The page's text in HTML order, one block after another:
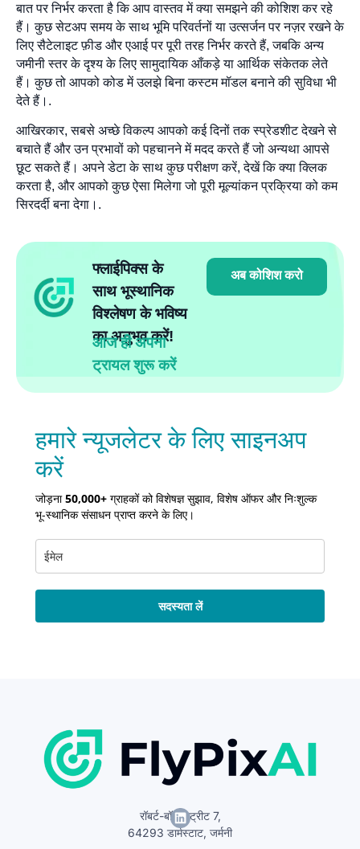
बात पर निर्भर करता है कि आप वास्तव में क्या समझने की कोशिश कर रहे
हैं। कुछ सेटअप समय के साथ भूमि परिवर्तनों या उत्सर्जन पर नज़र रखने के
लिए सैटेलाइट फ़ीड और एआई पर पूरी तरह निर्भर करते हैं, जबकि अन्य
जमीनी स्तर के दृश्य के लिए सामुदायिक आँकड़े या आर्थिक संकेतक लेते
हैं। कुछ तो आपको कोड में उलझे बिना कस्टम मॉडल बनाने की सुविधा भी
देते हैं।.
आखिरकार, सबसे अच्छे विकल्प आपको कई दिनों तक स्प्रेडशीट देखने से
बचाते हैं और उन प्रभावों को पहचानने में मदद करते हैं जो अन्यथा आपसे
छूट सकते हैं। अपने डेटा के साथ कुछ परीक्षण करें, देखें कि क्या क्लिक
करता है, और आपको कुछ ऐसा मिलेगा जो पूरी मूल्यांकन प्रक्रिया को कम
सिरदर्दी बना देगा।.
फ्लाईपिक्स के
साथ भूस्थानिक
विश्लेषण के भविष्य
का अनुभव करें!
आज ही अपना
ट्रायल शुरू करें
अब कोशिश करो
हमारे न्यूजलेटर के लिए साइनअप
करें
जोड़ना50,000+ ग्राहकों को विशेषज्ञ सुझाव, विशेष ऑफर और निःशुल्क
भू-स्थानिक संसाधन प्राप्त करने के लिए।
सदस्यता लें
रॉबर्ट-बॉश-स्ट्रीट 7,
64293 डार्मस्टाट, जर्मनी